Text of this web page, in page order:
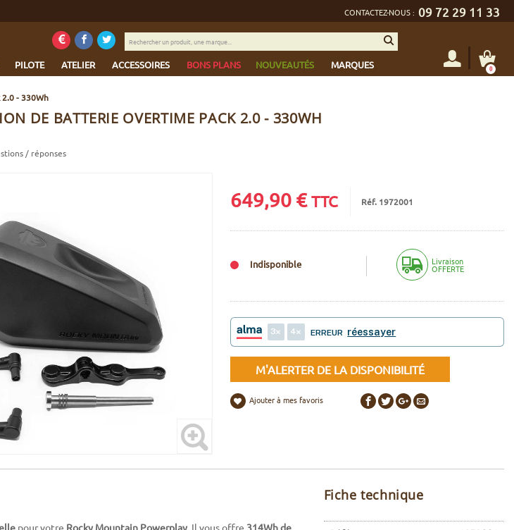
CONTACTEZ-NOUS : 09 72 29 11 33
PILOTE ATELIER ACCESSOIRES BONS PLANS NOUVEAUTÉS MARQUES
Rechercher
un
une
marque...
0
- 330Wh
DE BATTERIE OVERTIME PACK 2.0 - 330WH
/ réponses
649,90€ TTC Réf. 1972001
Indisponible Livraison
OFFERTE
3 4 ERREUR réessayer
M'ALERTER DE LA DISPONIBILITÉ
Ajouter à mes favoris
pour votre Rocky Mountain Powerplay. Il vous offre 314Wh de
Fiche technique